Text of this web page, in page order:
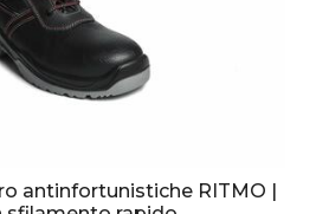
antinfortunistiche RITMO |